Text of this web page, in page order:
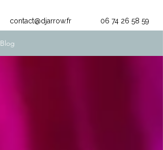
contact@djarrow.fr 06 74 26 58 59
Blog